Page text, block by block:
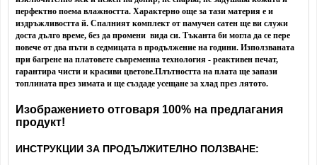
перфектно поема влажността. Характерно още за тази материя е и
издръжливостта й. Спалният комплект от памучен сатен ще ви служи
доста дълго време, без да промени вида си. Тъканта би могла да се пере
повече от два пъти в седмицата в продължение на години. Използваната
при багрене на платовете съвременна технология - реактивен печат,
гарантира чисти и красиви цветове.Плътността на плата ще запази
топлината през зимата и ще създаде усещане за хлад през лятото.
Изображението отговаря 100% на предлагания
продукт!
ИНСТРУКЦИИ ЗА ПРОДЪЛЖИТЕЛНО ПОЛЗВАНЕ: